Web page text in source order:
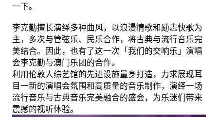
一下。
李克勤擅长演绎多种曲风，以浪漫情歌和励志快歌为
主，多次与管弦乐、民乐合作，将古典与流行音乐完
美结合。因此，也有了这一次「我们的交响乐」演唱
会李克勤与澳门乐团的合作。
利用伦敦人综艺馆的先进设施量身打造，力求展现耳
目一新的演唱会氛围和高质量的音乐制作，演绎一场
流行音乐与古典音乐完美融合的盛会，为乐迷们带来
震撼的视听体验。